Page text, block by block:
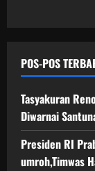
POS-POS
Tasyakuran
Diwarnai
Presiden RI
umroh,Timwas